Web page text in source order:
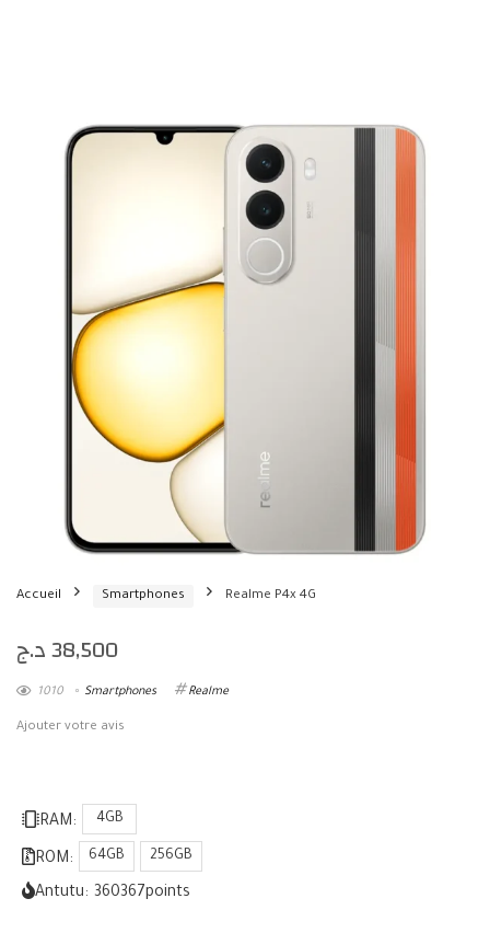
Accueil Smartphones Realme P4x 4G
38,500د.ج
1010 Smartphones Realme
Ajouter votre avis
RAM: 4GB
ROM: 64GB 256GB
Antutu: 360367points